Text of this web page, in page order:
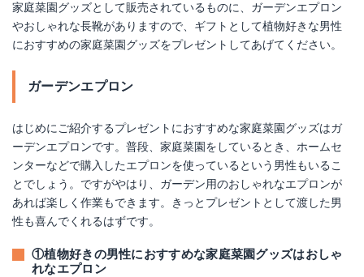
高儀 畑サイクル 菜園万能収穫バッグ 小
Amazonで詳細を見る
楽天で詳細を見る
Yahoo!ショッピングで見る
家庭菜園グッズとして販売されているものに、ガーデンエプロン
やおしゃれな長靴がありますので、ギフトとして植物好きな男性
におすすめの家庭菜園グッズをプレゼントしてあげてください。
ガーデンエプロン
はじめにご紹介するプレゼントにおすすめな家庭菜園グッズはガ
ーデンエプロンです。普段、家庭菜園をしているとき、ホームセ
ンターなどで購入したエプロンを使っているという男性もいるこ
とでしょう。ですがやはり、ガーデン用のおしゃれなエプロンが
あれば楽しく作業もできます。きっとプレゼントとして渡した男
性も喜んでくれるはずです。
①植物好きの男性におすすめな家庭菜園グッズはおしゃ
れなエプロン